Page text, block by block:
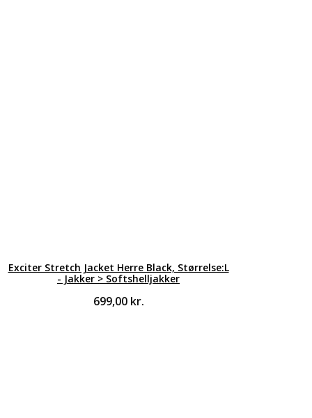
Exciter Stretch Jacket Herre Black, Størrelse:L
- Jakker > Softshelljakker
699,00 kr.